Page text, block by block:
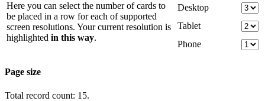
Here you can select the number of cards to
be placed in a row for each of supported
screen resolutions. Your current resolution is
highlighted in this way.
Desktop
Tablet
Phone
Page size
Total record count: 15.